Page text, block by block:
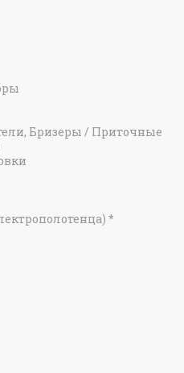
Бризеры / Приточные
*